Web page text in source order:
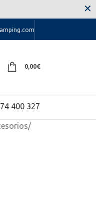
0,00€
400 327
✕
/